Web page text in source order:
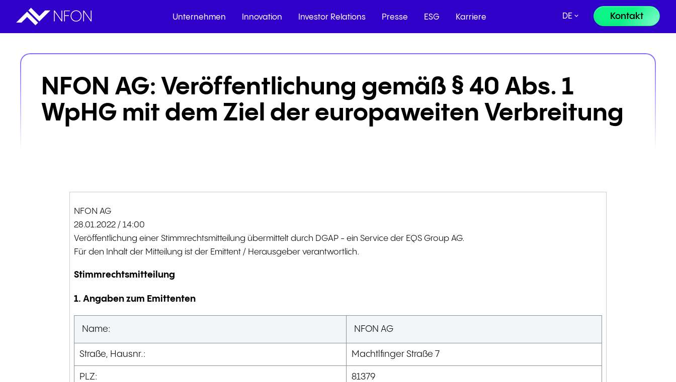
Unternehmen Innovation Investor Relations
IR-News
Download Centre
Presse ESG Karriere DE Kontakt
Kontakt Vertrieb:
+49 8000 - 63 66 24
NFON AG: Veröffentlichung gemäß § 40 Abs. 1
WpHG mit dem Ziel der europaweiten Verbreitung
NFON AG
28.01.2022 / 14:00
Veröffentlichung einer Stimmrechtsmitteilung übermittelt durch DGAP - ein Service der EQS Group AG.
Für den Inhalt der Mitteilung ist der Emittent / Herausgeber verantwortlich.
Stimmrechtsmitteilung
1. Angaben zum Emittenten
Name: NFON AG
Straße, Hausnr.: Machtlfinger Straße 7
PLZ: 81379